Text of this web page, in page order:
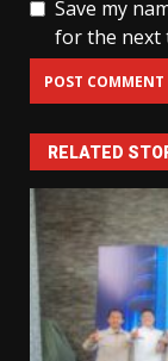
Save my
for the next
RELATED